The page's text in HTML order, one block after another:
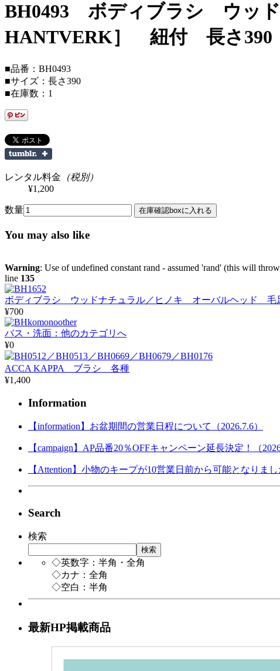
BH0493 ボディブラシ ウッ
HANTVERK］ 紐付 長さ390
■品番：BH0493
■サイズ：長さ390
■在庫数：1
レンタル料金 （税別）
¥1,200
数量
You may also like
Warning: Use of undefined constant rand - assumed 'rand' (this will
line 135
ボディブラシ ウッドナチュラル／ヒノキ オーバルヘッド
¥700
バス・洗面：他のカテゴリへ
¥0
ACCA KAPPA ブラシ 各種
¥1,400
Information
【information】お盆期間の営業日程について（2026.7.6）
【campaign】AP品番20％OFFキャンペーン延長決定！（
【Attention】小物のキープが10営業日前から可能となりまし
Search
検索
検索
◇英数字：半角・全角
◇カナ：全角
◇空白：半角
最新HP掲載商品